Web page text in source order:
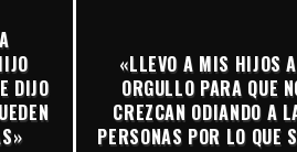
DIJO
«LLEVO A MIS HIJOS
ORGULLO PARA QUE
CREZCAN ODIANDO A
PERSONAS POR LO QUE